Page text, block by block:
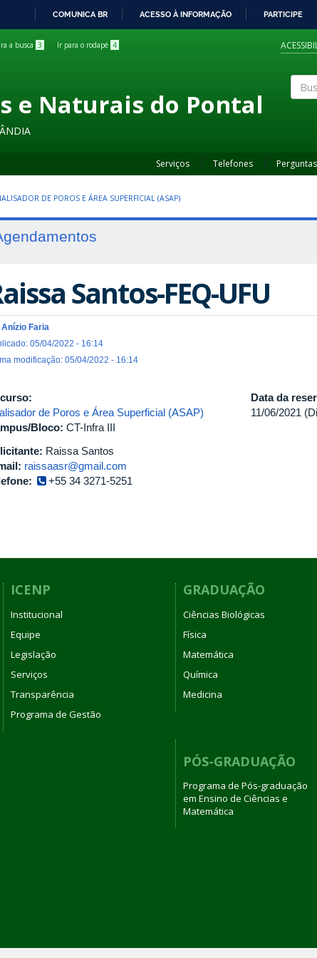
COMUNICA BR ACESSO À INFORMAÇÃO PARTICIPE
a busca 3 Ir para o rodapé 4
e Naturais do Pontal
Serviços Telefones
DE POROS E ÁREA SUPERFICIAL (ASAP)
Santos-FEQ-UFU
Anízio Faria
05/04/2022 - 16:14
modificação: 05/04/2022 - 16:14
de Poros e Área Superficial (ASAP)
Bloco: CT-Infra III
Raissa Santos
raissaasr@gmail.com
+55 34 3271-5251
Data da
11/06/2021
ICENP
Institucional
Equipe
Legislação
Serviços
Transparência
Programa de Gestão
GRADUAÇÃO
Ciências Biológicas
Física
Matemática
Química
Medicina
PÓS-GRADUAÇÃO
Programa de Pós-graduação
em Ensino de Ciências e
Matemática